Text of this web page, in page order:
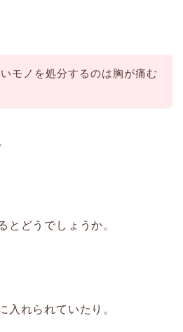
モノを処分するのは胸が痛む
とどうでしょうか。
入れられていたり。